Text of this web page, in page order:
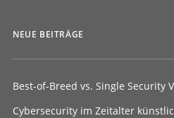
NEUE BEITRÄGE
Best-of-Breed vs. Single Security
Cybersecurity im Zeitalter